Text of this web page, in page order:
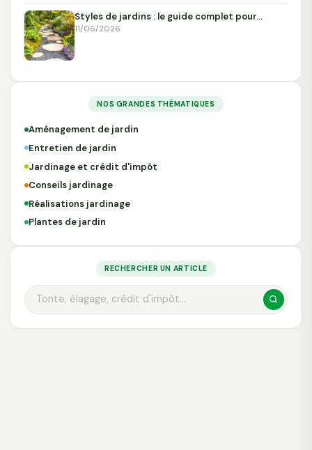
RECHERCHER UN ARTICLE
Styles de jardins : le guide complet pour…
11/06/2026
NOS GRANDES THÉMATIQUES
Aménagement de jardin
Entretien de jardin
Jardinage et crédit d'impôt
Conseils jardinage
Réalisations jardinage
Plantes de jardin